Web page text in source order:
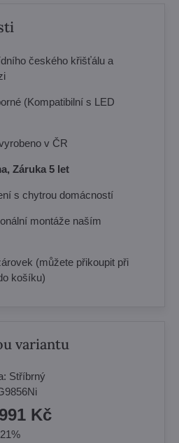
českého křišťálu a
(Kompatibilní s LED
v ČR
Záruka 5 let
s chytrou domácností
montáže naším
(můžete přikoupit při
košíku)
variantu
Stříbrný
Kč